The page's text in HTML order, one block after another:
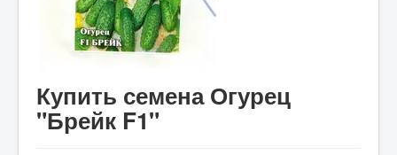
Купить семена Огурец
"Брейк F1"